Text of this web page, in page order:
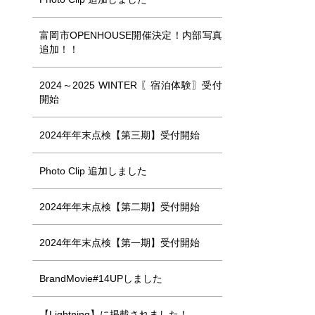
富岡市OPENHOUSE開催決定！内部写真
追加！！
2024～2025 WINTER 〖宿泊体験〗受付
開始
2024年年末点検【第三期】受付開始
Photo Clip 追加しました
2024年年末点検【第二期】受付開始
2024年年末点検【第一期】受付開始
BrandMovie#14UPしました